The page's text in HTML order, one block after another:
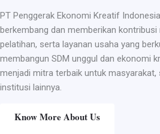
PT Penggerak Ekonomi Kreatif
berkembang dan memberikan kontribusi
pelatihan, serta layanan usaha yang
membangun SDM unggul dan ekonomi
menjadi mitra terbaik untuk masyarakat,
institusi lainnya.
Know More About Us